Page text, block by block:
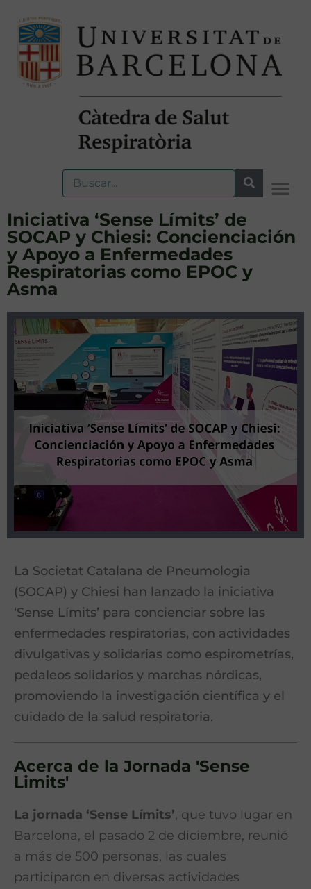
Iniciativa ‘Sense Límits’ de
SOCAP y Chiesi: Concienciación
y Apoyo a Enfermedades
Respiratorias como EPOC y
Asma
La Societat Catalana de Pneumologia
(SOCAP) y Chiesi han lanzado la iniciativa
‘Sense Límits’ para concienciar sobre las
enfermedades respiratorias, con actividades
divulgativas y solidarias como espirometrías,
pedaleos solidarios y marchas nórdicas,
promoviendo la investigación científica y el
cuidado de la salud respiratoria.
Acerca de la Jornada 'Sense
Limits'
La jornada ‘Sense Límits’, que tuvo lugar en
Barcelona, el pasado 2 de diciembre, reunió
a más de 500 personas, las cuales
participaron en diversas actividades